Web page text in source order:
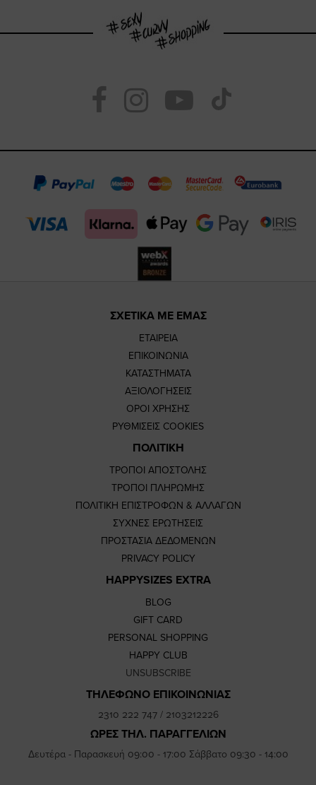
Visit
https://
page
Visit
https://
page
Visit
https://
page
our
TikTok
page
ΣΧΕΤΙΚΑ ΜΕ ΕΜΑΣ
ΕΤΑΙΡΕΙΑ
ΕΠΙΚΟΙΝΩΝΙΑ
ΚΑΤΑΣΤΗΜΑΤΑ
ΑΞΙΟΛΟΓΗΣΕΙΣ
ΟΡΟΙ ΧΡΗΣΗΣ
ΡΥΘΜΙΣΕΙΣ COOKIES
ΠΟΛΙΤΙΚΗ
ΤΡΟΠΟΙ ΑΠΟΣΤΟΛΗΣ
ΤΡΟΠΟΙ ΠΛΗΡΩΜΗΣ
ΠΟΛΙΤΙΚΗ ΕΠΙΣΤΡΟΦΩΝ & ΑΛΛΑΓΩΝ
ΣΥΧΝΕΣ ΕΡΩΤΗΣΕΙΣ
ΠΡΟΣΤΑΣΙΑ ΔΕΔΟΜΕΝΩΝ
PRIVACY POLICY
HAPPYSIZES EXTRA
BLOG
GIFT CARD
PERSONAL SHOPPING
HAPPY CLUB
UNSUBSCRIBE
ΤΗΛΕΦΩΝΟ ΕΠΙΚΟΙΝΩΝΙΑΣ
2310 222 747/ 2103212226
ΩΡΕΣ ΤΗΛ. ΠΑΡΑΓΓΕΛΙΩΝ
Δευτέρα - Παρασκευή 09:00 - 17:00 Σάββατο 09:30 - 14:00